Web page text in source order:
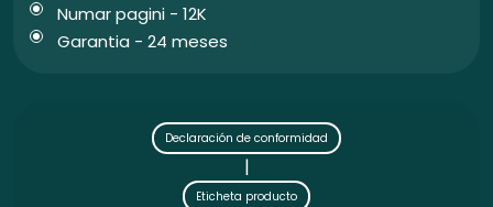
Numar pagini - 12K
Garantia - 24 meses
Declaración de conformidad
|
Eticheta producto